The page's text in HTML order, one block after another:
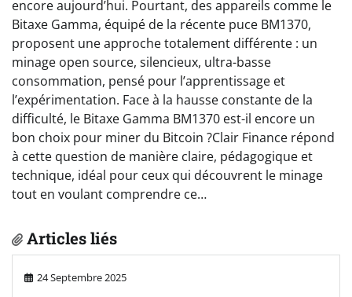
encore aujourd’hui. Pourtant, des appareils comme le
Bitaxe Gamma, équipé de la récente puce BM1370,
proposent une approche totalement différente : un
minage open source, silencieux, ultra-basse
consommation, pensé pour l’apprentissage et
l’expérimentation. Face à la hausse constante de la
difficulté, le Bitaxe Gamma BM1370 est-il encore un
bon choix pour miner du Bitcoin ?Clair Finance répond
à cette question de manière claire, pédagogique et
technique, idéal pour ceux qui découvrent le minage
tout en voulant comprendre ce…
Articles liés
24 Septembre 2025